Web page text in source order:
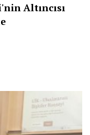
Altıncısı